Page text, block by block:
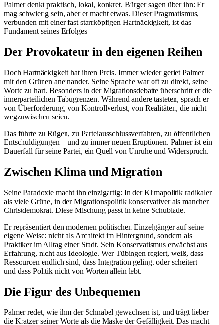
Palmer denkt praktisch, lokal, konkret. Bürger sagen über ihn: Er
mag schwierig sein, aber er macht etwas. Dieser Pragmatismus,
verbunden mit einer fast starrköpfigen Hartnäckigkeit, ist das
Fundament seines Erfolges.
Der Provokateur in den eigenen Reihen
Doch Hartnäckigkeit hat ihren Preis. Immer wieder geriet Palmer
mit den Grünen aneinander. Seine Sprache war oft zu direkt, seine
Worte zu hart. Besonders in der Migrationsdebatte überschritt er die
innerparteilichen Tabugrenzen. Während andere tasteten, sprach er
von Überforderung, von Kontrollverlust, von Realitäten, die nicht
wegzuwischen seien.
Das führte zu Rügen, zu Parteiausschlussverfahren, zu öffentlichen
Entschuldigungen – und zu immer neuen Eruptionen. Palmer ist ein
Dauerfall für seine Partei, ein Quell von Unruhe und Widerspruch.
Zwischen Klima und Migration
Seine Paradoxie macht ihn einzigartig: In der Klimapolitik radikaler
als viele Grüne, in der Migrationspolitik konservativer als mancher
Christdemokrat. Diese Mischung passt in keine Schublade.
Er repräsentiert den modernen politischen Einzelgänger auf seine
eigene Weise: nicht als Architekt im Hintergrund, sondern als
Praktiker im Alltag einer Stadt. Sein Konservatismus erwächst aus
Erfahrung, nicht aus Ideologie. Wer Tübingen regiert, weiß, dass
Ressourcen endlich sind, dass Integration gelingt oder scheitert –
und dass Politik nicht von Worten allein lebt.
Die Figur des Unbequemen
Palmer redet, wie ihm der Schnabel gewachsen ist, und trägt lieber
die Kratzer seiner Worte als die Maske der Gefälligkeit. Das macht